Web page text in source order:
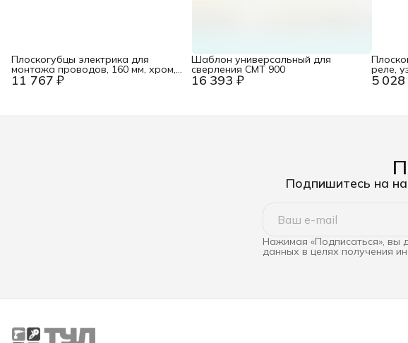
11 767 ₽
Плоскогубцы электрика для
монтажа проводов, 160 мм, хром,
2-комп ручки, проушина для 16 393 ₽
Шаблон универсальный для
сверления CMT 900
5
реле,
мм,
Подпишитесь на
Нажимая «Подписаться», вы
данных в целях получения